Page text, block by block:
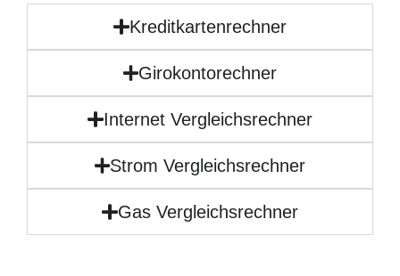
Kreditkartenrechner
Girokontorechner
Internet Vergleichsrechner
Strom Vergleichsrechner
Gas Vergleichsrechner